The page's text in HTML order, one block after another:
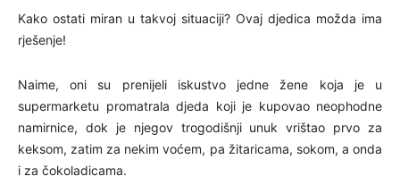
Kako ostati miran u takvoj situaciji? Ovaj djedica možda ima
rješenje!
Naime, oni su prenijeli iskustvo jedne žene koja je u
supermarketu promatrala djeda koji je kupovao neophodne
namirnice, dok je njegov trogodišnji unuk vrištao prvo za
keksom, zatim za nekim voćem, pa žitaricama, sokom, a onda
i za čokoladicama.